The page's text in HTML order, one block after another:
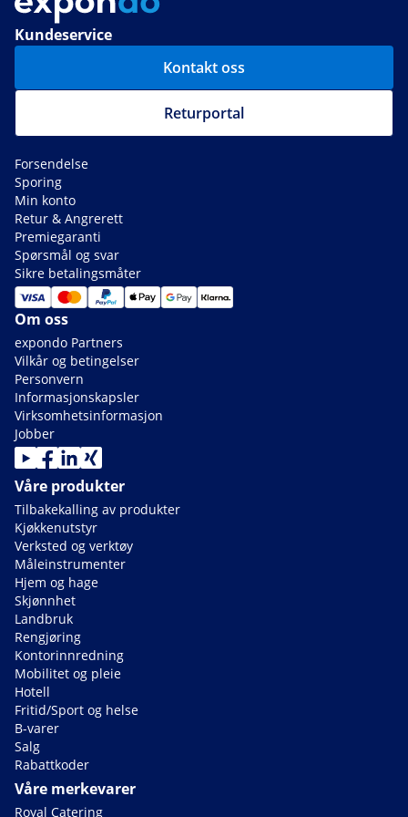
Kundeservice
Kontakt oss
Returportal
Forsendelse
Sporing
Min konto
Retur & Angrerett
Premiegaranti
Spørsmål og svar
Sikre betalingsmåter
Om oss
expondo Partners
Vilkår og betingelser
Personvern
Informasjonskapsler
Virksomhetsinformasjon
Jobber
Våre produkter
Tilbakekalling av produkter
Kjøkkenutstyr
Verksted og verktøy
Måleinstrumenter
Hjem og hage
Skjønnhet
Landbruk
Rengjøring
Kontorinnredning
Mobilitet og pleie
Hotell
Fritid/Sport og helse
B-varer
Salg
Rabattkoder
Våre merkevarer
Royal Catering